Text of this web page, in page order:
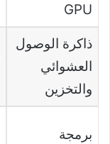
GPU
ذاكرة الوصول
العشوائي
والتخزين
برمجة